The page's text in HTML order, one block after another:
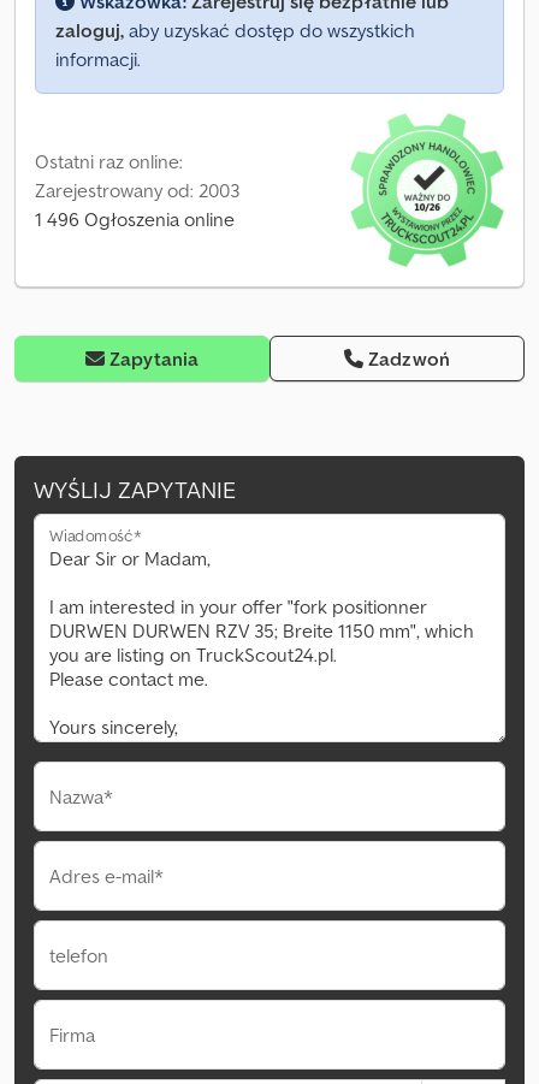
zaloguj, aby uzyskać dostęp do wszystkich
informacji.
Ostatni raz online:
Zarejestrowany od: 2003
1 496 Ogłoszenia online
Zapytania Zadzwoń
WYŚLIJ ZAPYTANIE
Wiadomość*
Nazwa*
Adres e-mail*
telefon
Firma